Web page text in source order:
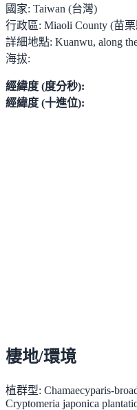
國家: Taiwan (台灣)
行政區: Miaoli County (苗
詳細地點: Kuanwu, along
海拔:
經緯度 (度分秒):
經緯度 (十進位):
棲地/環境
植群型: Chamaecyparis-
Cryptomeria japonica